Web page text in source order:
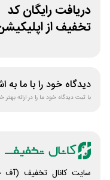
دریافت رایگان کد
تخفیف از
دیدگاه خود را با ما به
با ثبت دیدگاه خود ما را در ارائه بهتر
سایت کانال تخفیف (آف